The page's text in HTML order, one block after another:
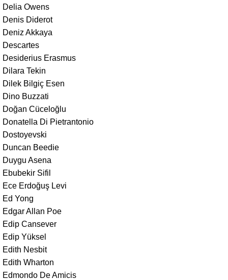
Delia Owens
Denis Diderot
Deniz Akkaya
Descartes
Desiderius Erasmus
Dilara Tekin
Dilek Bilgiç Esen
Dino Buzzati
Doğan Cüceloğlu
Donatella Di Pietrantonio
Dostoyevski
Duncan Beedie
Duygu Asena
Ebubekir Sifil
Ece Erdoğuş Levi
Ed Yong
Edgar Allan Poe
Edip Cansever
Edip Yüksel
Edith Nesbit
Edith Wharton
Edmondo De Amicis